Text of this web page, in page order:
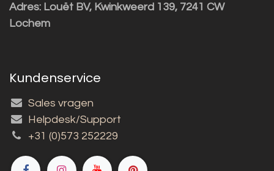
Adres: Louët BV, Kwinkweerd 139, 7241 CW
Lochem
Kundenservice
Sales vragen
Helpdesk/Support
+31 (0)573 252229